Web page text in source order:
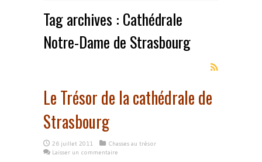
Tag archives : Cathédrale
Notre-Dame de Strasbourg
Le Trésor de la cathédrale de
Strasbourg
26 juillet 2011
Chasses au trésor
Laisser un commentaire